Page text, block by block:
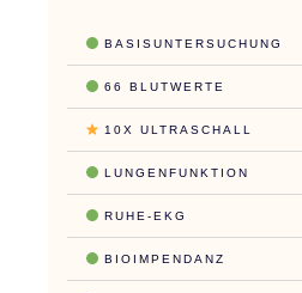
BASISUNTERSUCHUNG
66 BLUTWERTE
10X ULTRASCHALL
LUNGENFUNKTION
RUHE-EKG
BIOIMPENDANZ